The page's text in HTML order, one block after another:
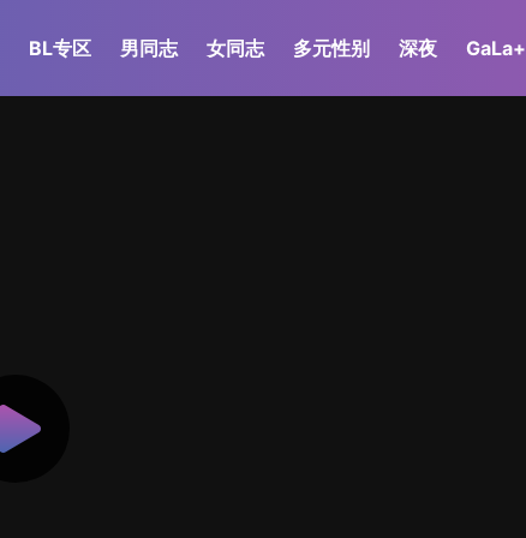
BL专区 男同志 女同志 多元性别 深夜 GaLa+